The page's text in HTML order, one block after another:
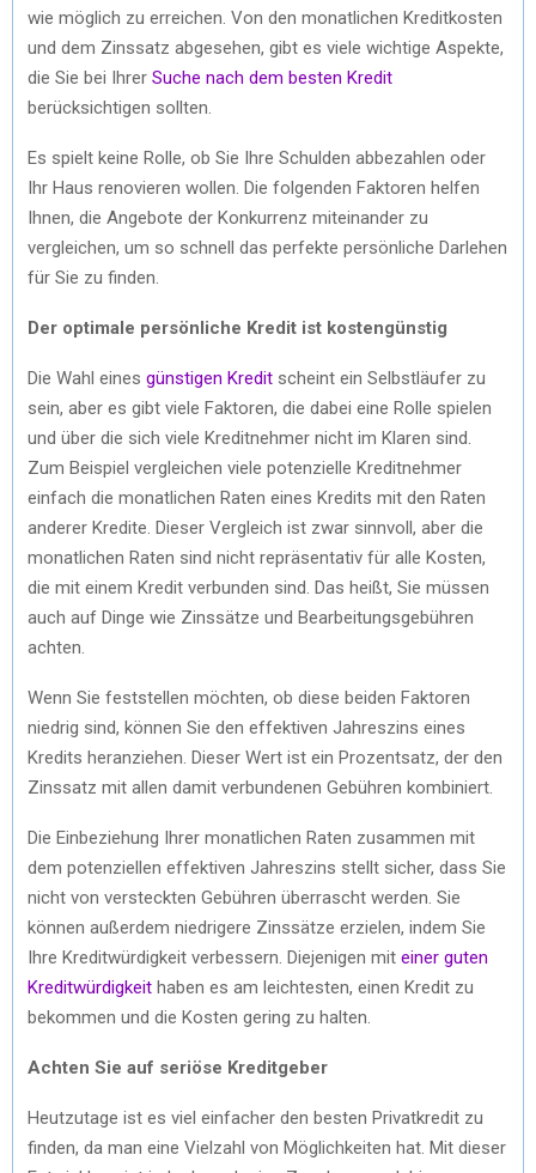
wie möglich zu erreichen. Von den monatlichen Kreditkosten
und dem Zinssatz abgesehen, gibt es viele wichtige Aspekte,
die Sie bei Ihrer Suche nach dem besten Kredit
berücksichtigen sollten.
Es spielt keine Rolle, ob Sie Ihre Schulden abbezahlen oder
Ihr Haus renovieren wollen. Die folgenden Faktoren helfen
Ihnen, die Angebote der Konkurrenz miteinander zu
vergleichen, um so schnell das perfekte persönliche Darlehen
für Sie zu finden.
Der optimale persönliche Kredit ist kostengünstig
Die Wahl eines günstigen Kredit scheint ein Selbstläufer zu
sein, aber es gibt viele Faktoren, die dabei eine Rolle spielen
und über die sich viele Kreditnehmer nicht im Klaren sind.
Zum Beispiel vergleichen viele potenzielle Kreditnehmer
einfach die monatlichen Raten eines Kredits mit den Raten
anderer Kredite. Dieser Vergleich ist zwar sinnvoll, aber die
monatlichen Raten sind nicht repräsentativ für alle Kosten,
die mit einem Kredit verbunden sind. Das heißt, Sie müssen
auch auf Dinge wie Zinssätze und Bearbeitungsgebühren
achten.
Wenn Sie feststellen möchten, ob diese beiden Faktoren
niedrig sind, können Sie den effektiven Jahreszins eines
Kredits heranziehen. Dieser Wert ist ein Prozentsatz, der den
Zinssatz mit allen damit verbundenen Gebühren kombiniert.
Die Einbeziehung Ihrer monatlichen Raten zusammen mit
dem potenziellen effektiven Jahreszins stellt sicher, dass Sie
nicht von versteckten Gebühren überrascht werden. Sie
können außerdem niedrigere Zinssätze erzielen, indem Sie
Ihre Kreditwürdigkeit verbessern. Diejenigen mit einer guten
Kreditwürdigkeit haben es am leichtesten, einen Kredit zu
bekommen und die Kosten gering zu halten.
Achten Sie auf seriöse Kreditgeber
Heutzutage ist es viel einfacher den besten Privatkredit zu
finden, da man eine Vielzahl von Möglichkeiten hat. Mit dieser